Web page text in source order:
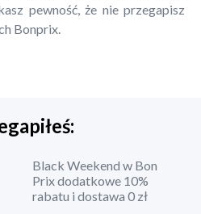
pewność, że nie przegapisz
Bonprix.
Black Weekend w Bon
Prix dodatkowe 10%
rabatu i dostawa 0 zł